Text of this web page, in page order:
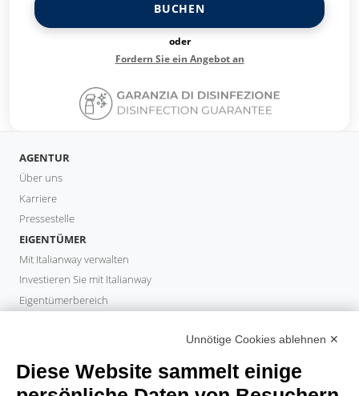
BUCHEN
oder
Fordern Sie ein Angebot an
AGENTUR
Über uns
Karriere
Pressestelle
EIGENTÜMER
Mit Italianway verwalten
Investieren Sie mit Italianway
Eigentümerbereich
Italianway Academy
GÄSTE
Unnötige Cookies ablehnen ✕
Diese Website sammelt einige